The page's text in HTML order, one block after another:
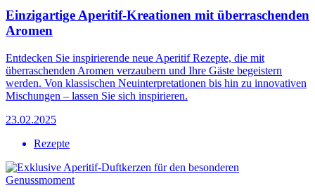
Einzigartige Aperitif-Kreationen mit überraschenden
Aromen
Entdecken Sie inspirierende neue Aperitif Rezepte, die mit
überraschenden Aromen verzaubern und Ihre Gäste begeistern
werden. Von klassischen Neuinterpretationen bis hin zu innovativen
Mischungen – lassen Sie sich inspirieren.
23.02.2025
Rezepte